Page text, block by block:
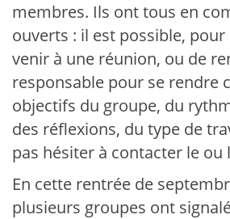
membres. Ils ont tous en
ouverts : il est possible,
venir à une réunion, ou de
responsable pour se rendre
objectifs du groupe, du
des réflexions, du type de
pas hésiter à contacter le ou
En cette rentrée de
plusieurs groupes ont